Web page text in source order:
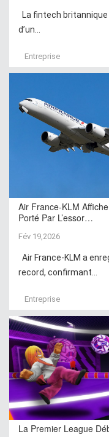
La fintech
d’un...
Entreprise
Air France-KLM
Porté Par L’essor…
Fév 19,2026
Air France-KLM a
record, confirmant...
Entreprise
La Premier League